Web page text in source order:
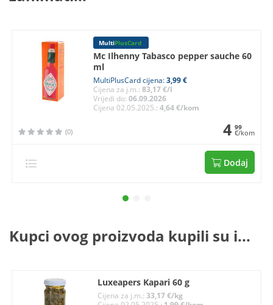
MultiPlusCard
Mc Ilhenny Tabasco pepper sauche 60
ml
MultiPlusCard cijena:3,99 €
Cijena za j.m.: 83,17 €/l
Vrijedi do: 06.09.2026
Cijena 02.05.2025.: 4,64 €/kom
(0) 4 99
€/kom
Dodaj
Kupci ovog proizvoda kupili su i...
Luxeapers Kapari 60 g
Cijena za j.m.:33,17 €/kg